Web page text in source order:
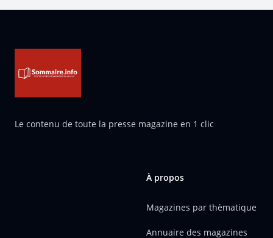
Le contenu de toute la presse magazine en 1 clic
À propos
Magazines par thèmatique
Annuaire des magazines